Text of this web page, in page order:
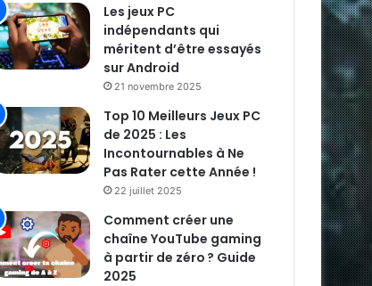
Les jeux PC
indépendants qui
méritent d’être essayés
sur Android
21 novembre 2025
Top 10 Meilleurs Jeux PC
de 2025 : Les
Incontournables à Ne
Pas Rater cette Année !
22 juillet 2025
Comment créer une
chaîne YouTube gaming
à partir de zéro ? Guide
2025